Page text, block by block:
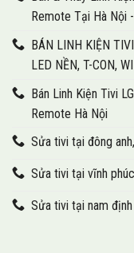
Remote Tại Hà Nội
BÁN LINH KIỆN
LED NỀN, T-CON,
Bán Linh Kiện Tivi
Remote Hà Nội
Sửa tivi tại đông
Sửa tivi tại vĩnh
Sửa tivi tại nam định